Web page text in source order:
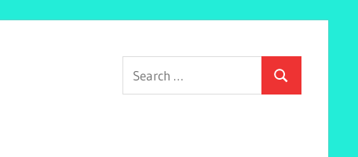
Search
for:
Search